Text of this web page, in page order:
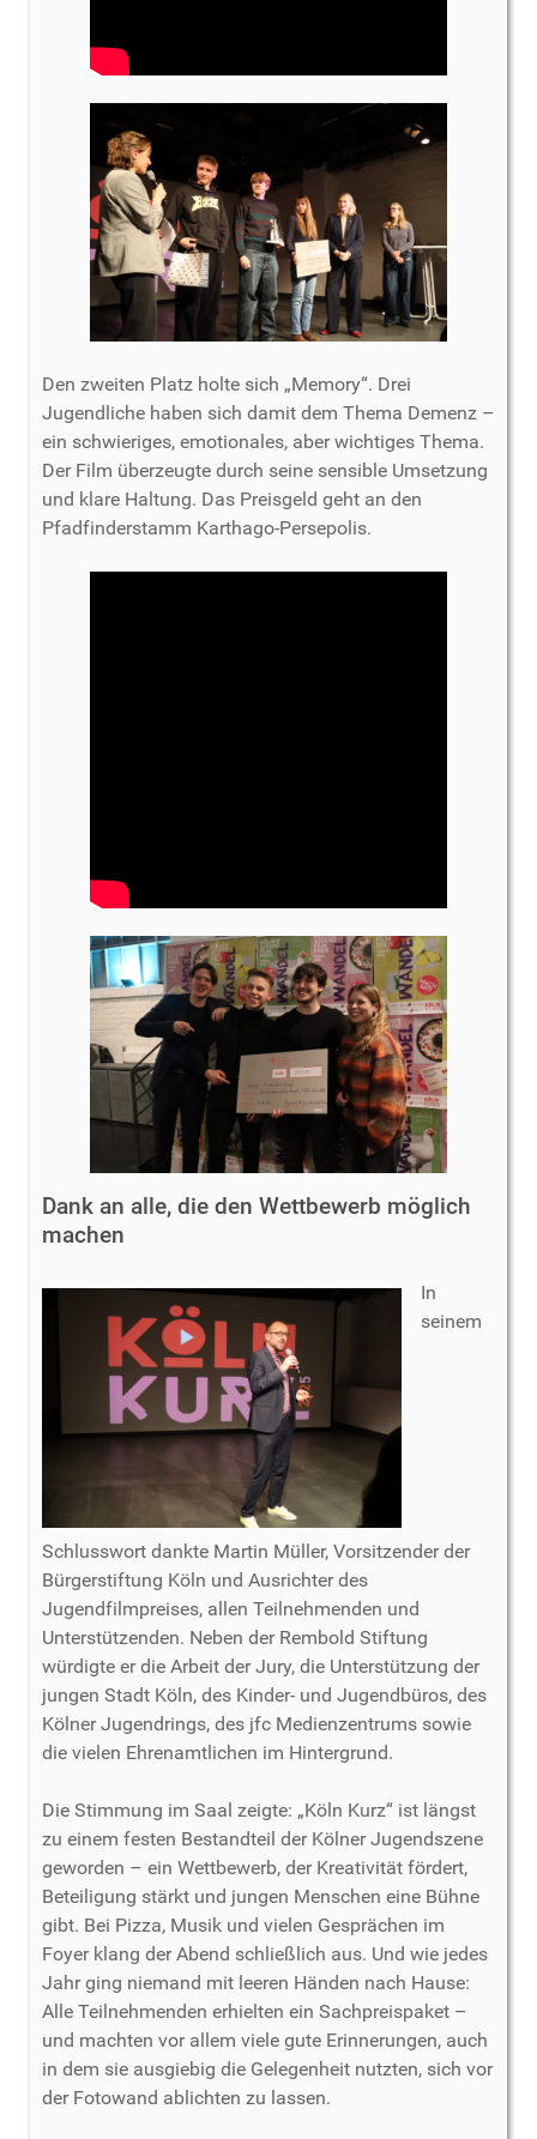
Den zweiten Platz holte sich „Memory“. Drei
Jugendliche haben sich damit dem Thema Demenz –
ein schwieriges, emotionales, aber wichtiges Thema.
Der Film überzeugte durch seine sensible Umsetzung
und klare Haltung. Das Preisgeld geht an den
Pfadfinderstamm Karthago-Persepolis.
Dank an alle, die den Wettbewerb möglich
machen
In
seinem
Schlusswort dankte Martin Müller, Vorsitzender der
Bürgerstiftung Köln und Ausrichter des
Jugendfilmpreises, allen Teilnehmenden und
Unterstützenden. Neben der Rembold Stiftung
würdigte er die Arbeit der Jury, die Unterstützung der
jungen Stadt Köln, des Kinder- und Jugendbüros, des
Kölner Jugendrings, des jfc Medienzentrums sowie
die vielen Ehrenamtlichen im Hintergrund.
Die Stimmung im Saal zeigte: „Köln Kurz“ ist längst
zu einem festen Bestandteil der Kölner Jugendszene
geworden – ein Wettbewerb, der Kreativität fördert,
Beteiligung stärkt und jungen Menschen eine Bühne
gibt. Bei Pizza, Musik und vielen Gesprächen im
Foyer klang der Abend schließlich aus. Und wie jedes
Jahr ging niemand mit leeren Händen nach Hause:
Alle Teilnehmenden erhielten ein Sachpreispaket –
und machten vor allem viele gute Erinnerungen, auch
in dem sie ausgiebig die Gelegenheit nutzten, sich vor
der Fotowand ablichten zu lassen.